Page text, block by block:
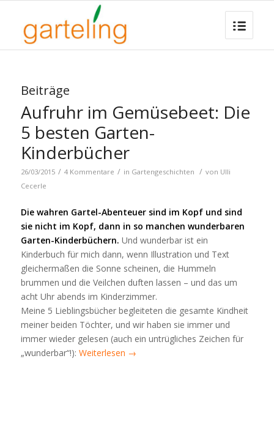
Beiträge
Aufruhr im Gemüsebeet: Die
5 besten Garten-
Kinderbücher
26/03/2015 / 4 Kommentare / in Gartengeschichten / von Ulli
Cecerle
Die wahren Gartel-Abenteuer sind im Kopf und sind
sie nicht im Kopf, dann in so manchen wunderbaren
Garten-Kinderbüchern. Und wunderbar ist ein
Kinderbuch für mich dann, wenn Illustration und Text
gleichermaßen die Sonne scheinen, die Hummeln
brummen und die Veilchen duften lassen – und das um
acht Uhr abends im Kinderzimmer.
Meine 5 Lieblingsbücher begleiteten die gesamte Kindheit
meiner beiden Töchter, und wir haben sie immer und
immer wieder gelesen (auch ein untrügliches Zeichen für
„wunderbar“!): Weiterlesen →